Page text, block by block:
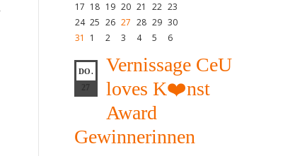
17 18 19 20 21 22 23
24 25 26 27 28 29 30
31
1 2 3 4 5 6
DO.
27
Vernissage CeU
loves K❤️nst
Award
Gewinnerinnen